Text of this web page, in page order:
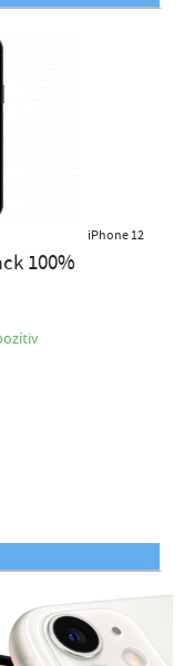
iPhone 12
100%